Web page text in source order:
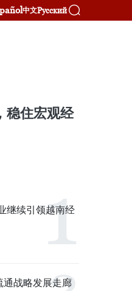
中文Русский
稳住宏观经
继续引领越南经
通战略发展走廊